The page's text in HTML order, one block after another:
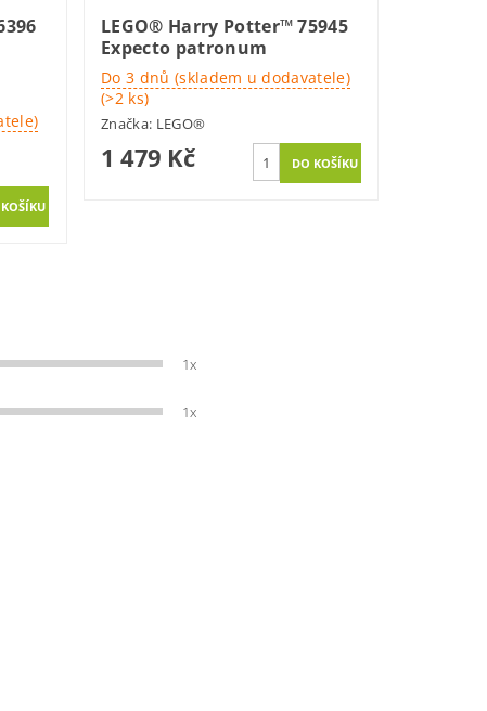
LEGO® Harry Potter™ 75945
Expecto patronum
Do 3 dnů (skladem u dodavatele)
(>2 ks)
Značka: LEGO®
1 479 Kč
1x
1x